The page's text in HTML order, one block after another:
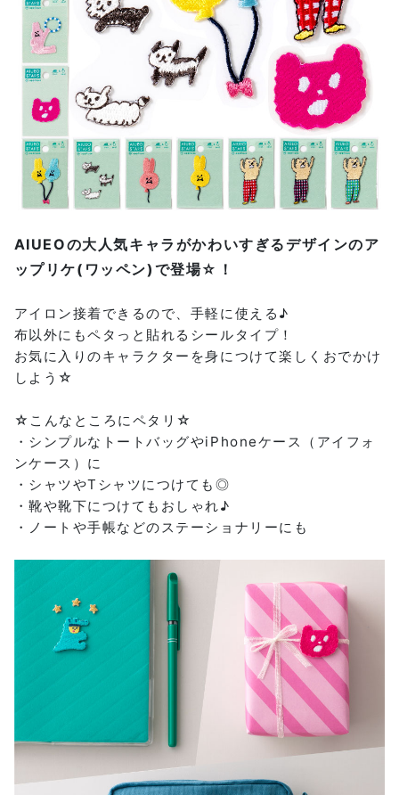
AIUEOの大人気キャラがかわいすぎるデザインのア
ップリケ(ワッペン)で登場☆！
アイロン接着できるので、手軽に使える♪
布以外にもペタっと貼れるシールタイプ！
お気に入りのキャラクターを身につけて楽しくおでかけ
しよう☆
☆こんなところにペタリ☆
・シンプルなトートバッグやiPhoneケース（アイフォ
ンケース）に
・シャツやTシャツにつけても◎
・靴や靴下につけてもおしゃれ♪
・ノートや手帳などのステーショナリーにも